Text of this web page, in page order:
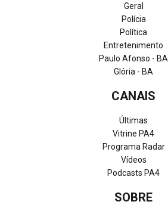
Geral
Polícia
Política
Entretenimento
Paulo Afonso - BA
Glória - BA
CANAIS
Últimas
Vitrine PA4
Programa Radar
Vídeos
Podcasts PA4
SOBRE